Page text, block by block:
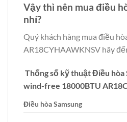
Vậy thì nên mua điều
nhỉ?
Quý khách hàng mua điều
AR18CYHAAWKNSV hãy
Thống số kỹ thuật Điều hòa
wind-free 18000BTU
Điều hòa Samsung